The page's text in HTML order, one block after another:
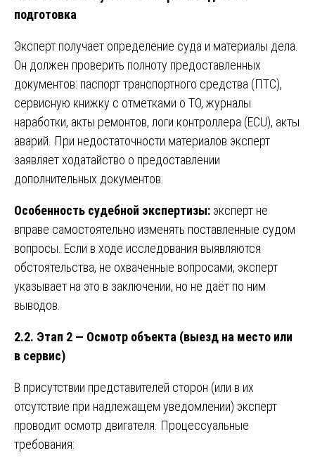
подготовка
Эксперт получает определение суда и материалы дела.
Он должен проверить полноту предоставленных
документов: паспорт транспортного средства (ПТС),
сервисную книжку с отметками о ТО, журналы
наработки, акты ремонтов, логи контроллера (ECU), акты
аварий. При недостаточности материалов эксперт
заявляет ходатайство о предоставлении
дополнительных документов.
Особенность судебной экспертизы: эксперт не
вправе самостоятельно изменять поставленные судом
вопросы. Если в ходе исследования выявляются
обстоятельства, не охваченные вопросами, эксперт
указывает на это в заключении, но не даёт по ним
выводов.
2.2. Этап 2 — Осмотр объекта (выезд на место или
в сервис)
В присутствии представителей сторон (или в их
отсутствие при надлежащем уведомлении) эксперт
проводит осмотр двигателя. Процессуальные
требования: